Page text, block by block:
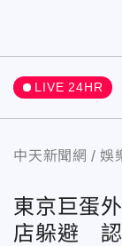
LIVE 24HR
中天新聞網 娛
東京巨蛋
店躲避 認